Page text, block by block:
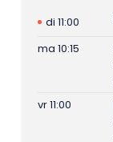
di 11:00
ma 10:15
vr 11:00